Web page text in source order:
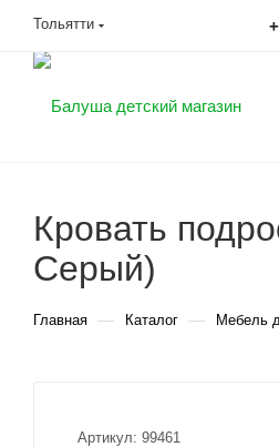
Тольятти
Кровать
Серый)
Главная — Каталог — Мебель
Артикул: 99461